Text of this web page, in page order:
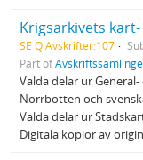
Krigsarkivets
SE Q Avskrifter:107
Part of
Valda delar ur
Norrbotten och
Valda delar ur
Digitala kopior av